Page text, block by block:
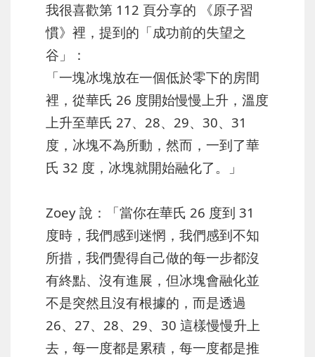
我很喜歡第 112 頁分享的 《原子習
慣》裡，提到的「成功前的失望之
谷」：
「一塊冰塊放在一個低於零下的房間
裡，從華氏 26 度開始慢慢上升，溫度
上升至華氏 27、28、29、30、31
度，冰塊不為所動，然而，一到了華
氏 32 度，冰塊就開始融化了。」
Zoey 說：「當你在華氏 26 度到 31
度時，我們感到迷惘，我們感到不知
所措，我們覺得自己做的每一步都沒
有終點、沒有進展，但冰塊會融化並
不是突然且沒有根據的，而是透過
26、27、28、29、30 這樣慢慢升上
去，每一度都是累積，每一度都是推